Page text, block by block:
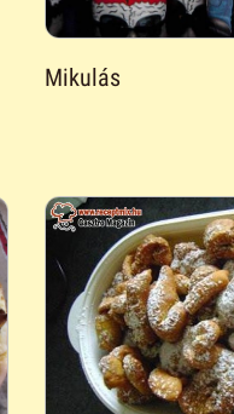
Mikulás